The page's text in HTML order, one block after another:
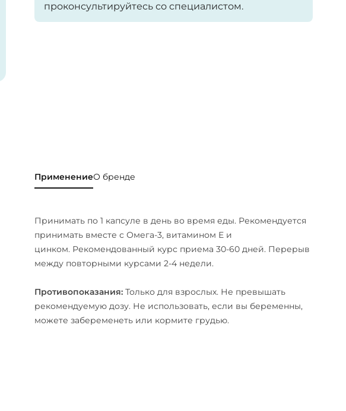
проконсультируйтесь со специалистом.
ПрименениеО бренде
Принимать по 1 капсуле в день во время еды. Рекомендуется
принимать вместе с Омега-3, витамином E и
цинком. Рекомендованный курс приема 30-60 дней. Перерыв
между повторными курсами 2-4 недели.
Противопоказания:Только для взрослых. Не превышать
рекомендуемую дозу. Не использовать, если вы беременны,
можете забеременеть или кормите грудью.